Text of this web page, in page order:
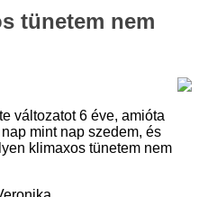
tünetem nem
változatot 6 éve, amióta
mint nap szedem, és
klimaxos tünetem nem